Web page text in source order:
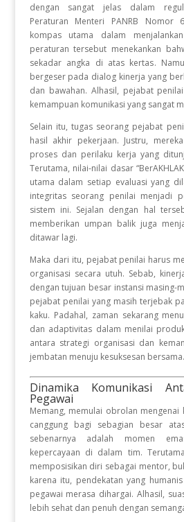
dengan sangat jelas dalam
Peraturan Menteri PANRB Nomor
kompas utama dalam
peraturan tersebut menekankan
sekadar angka di atas kertas.
bergeser pada dialog kinerja yang
dan bawahan. Alhasil, pejabat
kemampuan komunikasi yang sangat
Selain itu, tugas seorang pejabat
hasil akhir pekerjaan. Justru,
proses dan perilaku kerja yang
Terutama, nilai-nilai dasar
utama dalam setiap evaluasi yang
integritas seorang penilai menjadi
sistem ini. Sejalan dengan hal
memberikan umpan balik juga
ditawar lagi.
Maka dari itu, pejabat penilai harus
organisasi secara utuh. Sebab,
dengan tujuan besar instansi masing-
pejabat penilai yang masih terjebak
kaku. Padahal, zaman sekarang
dan adaptivitas dalam menilai
antara strategi organisasi dan
jembatan menuju kesuksesan bersama.
Dinamika Komunikasi
Pegawai
Memang, memulai obrolan mengenai
canggung bagi sebagian besar
sebenarnya adalah momen
kepercayaan di dalam tim.
memposisikan diri sebagai mentor,
karena itu, pendekatan yang
pegawai merasa dihargai.Alhasil,
lebih sehat dan penuh dengan